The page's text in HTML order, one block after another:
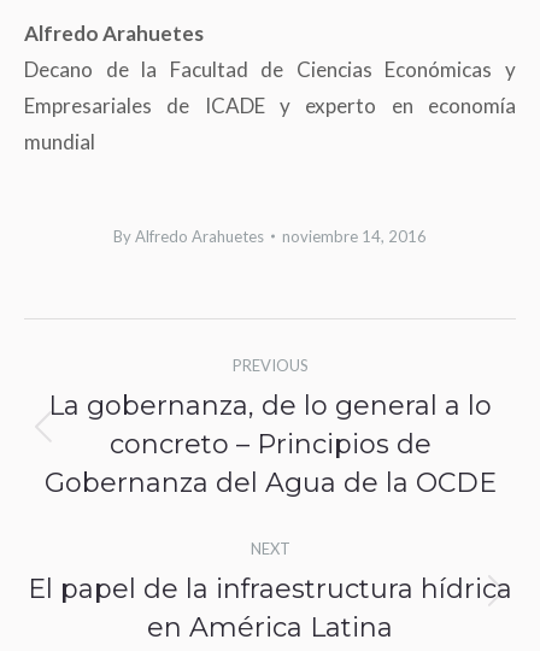
Alfredo Arahuetes
Decano de la Facultad de Ciencias Económicas y
Empresariales de ICADE y experto en economía
mundial
ByAlfredo Arahuetes noviembre 14, 2016
navigation
PREVIOUS
Previous
post:
La gobernanza, de lo general a lo
concreto – Principios de
Gobernanza del Agua de la OCDE
NEXT
post:
El papel de la infraestructura hídrica
en América Latina